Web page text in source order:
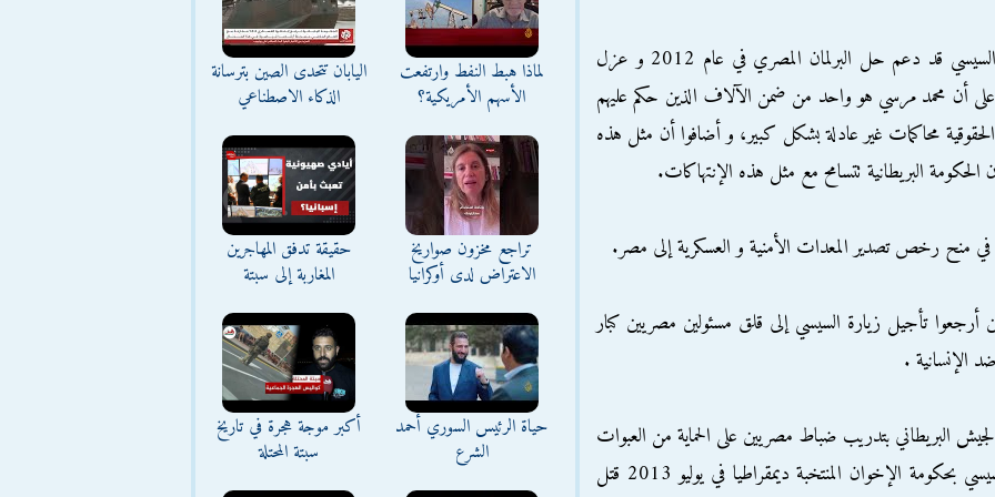
و ذكر الموقع أن النواب أكدوا أن عبدالفتاح السيسي قد دعم حل البرلمان المصري في عام 2012 و عزل
محمد مرسي في 2013 علاوة على أن محمد مرسي هو واحد من ضمن الآلاف الذين حكم عليهم
محاكمات غير عادلة بشكل كبير، و أضافوا أن مثل هذه
البريطانية تتسامح مع مثل هذه الإنتهاكات.
في منح رخص تصدير المعدات الأمنية و العسكرية إلى مصر.
أرجعوا تأجيل زيارة السيسي إلى قلق مسئولين مصريين كبار
الإنسانية .
البريطاني بتدريب ضباط مصريين على الحماية من العبوات
الناسفة مضيفاً أنه منذ أن أطاح عبدالفتاح السيسي بحكومة الإخوان المنتخبة ديمقراطيا في يوليو 2013 قتل
لماذا هبط النفط وارتفعت
الأسهم الأمريكية؟
اليابان تتحدى الصين بترسانة
الذكاء الاصطناعي
تراجع مخزون صواريخ
الاعتراض لدى أوكرانيا
حقيقة تدفق المهاجرين
المغاربة إلى سبتة
حياة الرئيس السوري أحمد
الشرع
أكبر موجة هجرة في تاريخ
سبتة المحتلة